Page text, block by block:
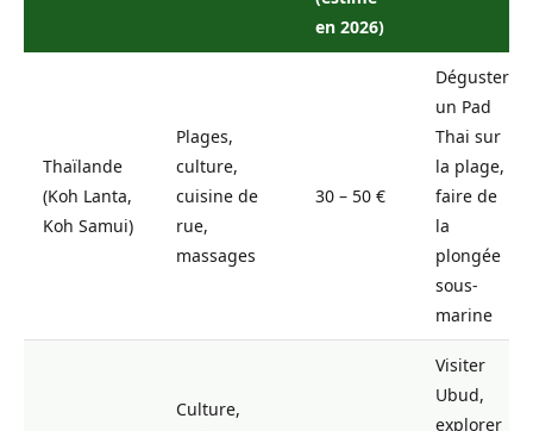
en 2026)
Thaïlande
(Koh Lanta,
Koh Samui)
Plages,
culture,
cuisine de
rue,
massages
30 – 50 €
Déguster
un Pad
Thai sur
la plage,
faire de
la
plongée
sous-
marine
Culture,
Visiter
Ubud,
explorer